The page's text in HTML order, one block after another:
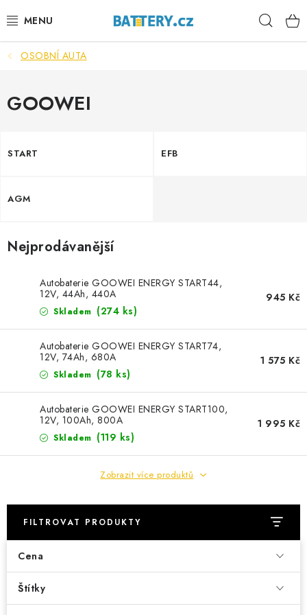
na
VÝHODNÉ SETY
SLUŽBY
TRAKČNÍ BATERIE
STANIČNÍ BATERIE
POWERBANKY
LITHIOVÉ BATERIE
NABÍJEČKY
MĚNIČE NAPĚTÍ
TESTERY BATERIÍ
BATERIE PRO VYSAVAČE
BATERIE PRO NOUZOVÁ OSVĚTLENÍ
OSOBNÍ AUTA
GOOWEI
START EFB
AGM
Nejprodávanější
Autobaterie GOOWEI ENERGY START44,
12V, 44Ah, 440A
Skladem (274 ks)
945 Kč
Autobaterie GOOWEI ENERGY START74,
12V, 74Ah, 680A
Skladem (78 ks)
1 575 Kč
Autobaterie GOOWEI ENERGY START100,
12V, 100Ah, 800A
Skladem (119 ks)
1 995 Kč
Zobrazit více produktů
FILTROVAT PRODUKTY
Cena
Štítky